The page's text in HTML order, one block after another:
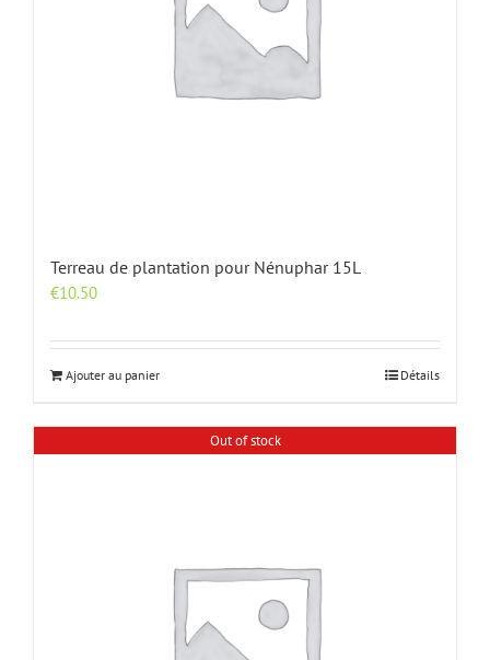
Terreau de plantation pour Nénuphar 15L
€10.50
Ajouter au panier Détails
Out of stock